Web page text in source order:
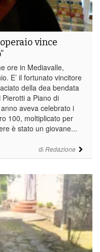
di Redazione
vince
ore in Mediavalle,
E’ il fortunato vincitore
della dea bendata
a Piano di
aveva celebrato i
100, moltiplicato per
è stato un giovane...